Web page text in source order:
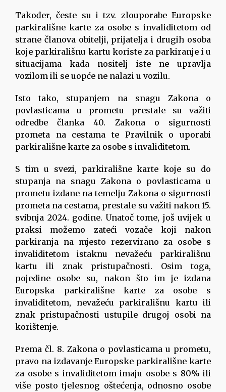
Također, česte su i tzv. zlouporabe Europske
parkirališne karte za osobe s invaliditetom od
strane članova obitelji, prijatelja i drugih osoba
koje parkirališnu kartu koriste za parkiranje i u
situacijama kada nositelj iste ne upravlja
vozilom ili se uopće ne nalazi u vozilu.
Isto tako, stupanjem na snagu Zakona o
povlasticama u prometu prestale su važiti
odredbe članka 40. Zakona o sigurnosti
prometa na cestama te Pravilnik o uporabi
parkirališne karte za osobe s invaliditetom.
S tim u svezi, parkirališne karte koje su do
stupanja na snagu Zakona o povlasticama u
prometu izdane na temelju Zakona o sigurnosti
prometa na cestama, prestale su važiti nakon 15.
svibnja 2024. godine. Unatoč tome, još uvijek u
praksi možemo zateći vozače koji nakon
parkiranja na mjesto rezervirano za osobe s
invaliditetom istaknu nevažeću parkirališnu
kartu ili znak pristupačnosti. Osim toga,
pojedine osobe su, nakon što im je izdana
Europska parkirališne karte za osobe s
invaliditetom, nevažeću parkirališnu kartu ili
znak pristupačnosti ustupile drugoj osobi na
korištenje.
Prema čl. 8. Zakona o povlasticama u prometu,
pravo na izdavanje Europske parkirališne karte
za osobe s invaliditetom imaju osobe s 80% ili
više posto tjelesnog oštećenja, odnosno osobe